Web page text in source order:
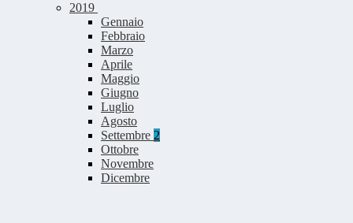
2019
Gennaio
Febbraio
Marzo
Aprile
Maggio
Giugno
Luglio
Agosto
Settembre 2
Ottobre
Novembre
Dicembre